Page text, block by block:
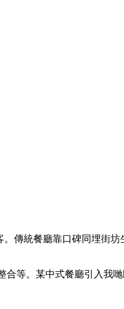
傳統餐廳靠口碑同埋街
合等。某中式餐廳引入我